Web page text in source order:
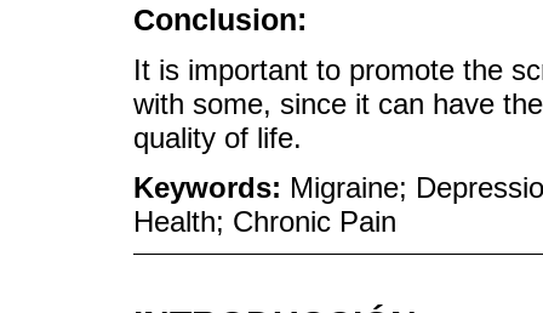
Conclusion:
It is important to promote the
with some, since it can have
quality of life.
Keywords: Migraine;
Health; Chronic Pain